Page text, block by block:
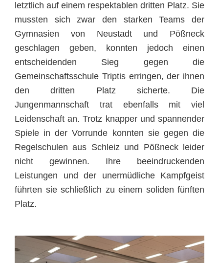
letztlich auf einem respektablen dritten Platz. Sie
mussten sich zwar den starken Teams der
Gymnasien von Neustadt und Pößneck
geschlagen geben, konnten jedoch einen
entscheidenden Sieg gegen die
Gemeinschaftsschule Triptis erringen, der ihnen
den dritten Platz sicherte. Die
Jungenmannschaft trat ebenfalls mit viel
Leidenschaft an. Trotz knapper und spannender
Spiele in der Vorrunde konnten sie gegen die
Regelschulen aus Schleiz und Pößneck leider
nicht gewinnen. Ihre beeindruckenden
Leistungen und der unermüdliche Kampfgeist
führten sie schließlich zu einem soliden fünften
Platz.